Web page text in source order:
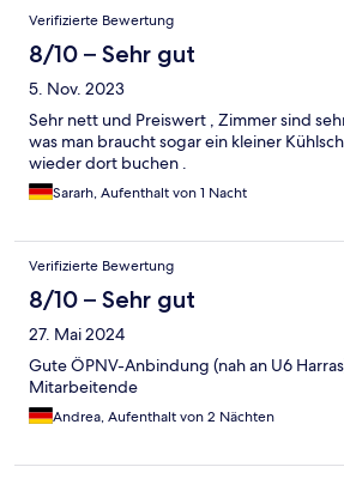
Verifizierte Bewertung
8/10 – Sehr gut
5. Nov. 2023
Sehr nett und Preiswert , Zimmer sind
was man braucht sogar ein kleiner
wieder dort buchen .
Sararh, Aufenthalt von 1 Nacht
Verifizierte Bewertung
8/10 – Sehr gut
27. Mai 2024
Gute ÖPNV-Anbindung (nah an U6
Mitarbeitende
Andrea, Aufenthalt von 2 Nächten